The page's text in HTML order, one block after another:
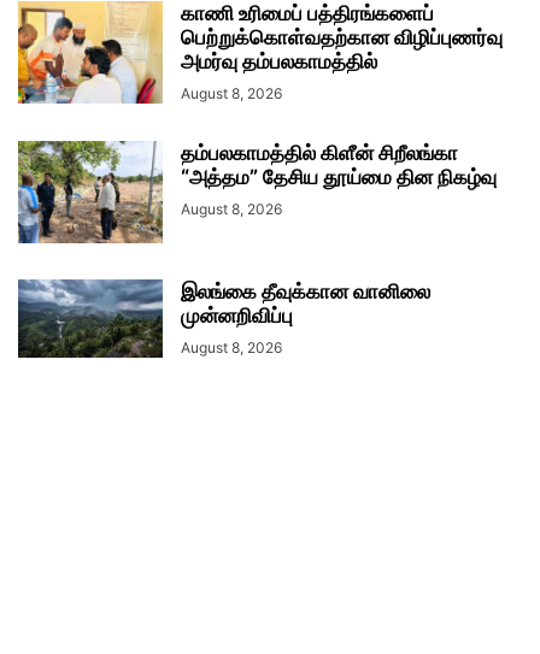
காணி உரிமைப் பத்திரங்களைப்
பெற்றுக்கொள்வதற்கான விழிப்புணர்வு
அமர்வு தம்பலகாமத்தில்
August 8, 2026
தம்பலகாமத்தில் கிளீன் சிறீலங்கா
“அத்தம” தேசிய தூய்மை தின நிகழ்வு
August 8, 2026
இலங்கை தீவுக்கான வானிலை
முன்னறிவிப்பு
August 8, 2026